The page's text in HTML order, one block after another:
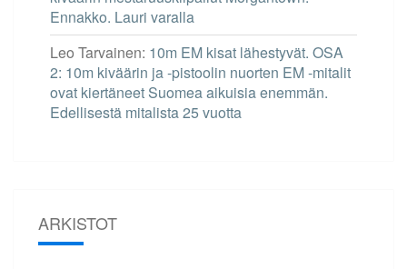
Ennakko. Lauri varalla
Leo Tarvainen: 10m EM kisat lähestyvät. OSA
2: 10m kiväärin ja -pistoolin nuorten EM -mitalit
ovat kiertäneet Suomea aikuisia enemmän.
Edellisestä mitalista 25 vuotta
ARKISTOT